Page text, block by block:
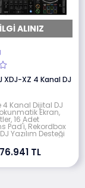
ALINIZ
XDJ-XZ 4 Kanal DJ
Kanal Dijital DJ
Ekran,
16 Adet
Pad'i, Rekordbox
Yazılım Desteği
TL